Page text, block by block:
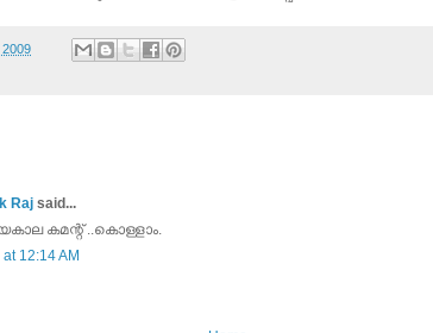
Raj said...
കമന്റ് ..കൊള്ളാം.
12:14 AM